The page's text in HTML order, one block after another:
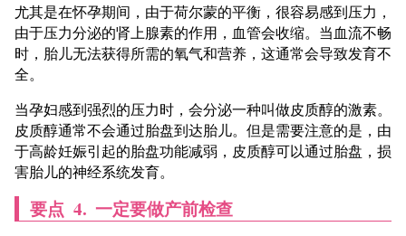
尤其是在怀孕期间，由于荷尔蒙的平衡，很容易感到压力，
由于压力分泌的肾上腺素的作用，血管会收缩。当血流不畅
时，胎儿无法获得所需的氧气和营养，这通常会导致发育不
全。
当孕妇感到强烈的压力时​​，会分泌一种叫做皮质醇的激素。
皮质醇通常不会通过胎盘到达胎儿。但是需要注意的是，由
于高龄妊娠引起的胎盘功能减弱，皮质醇可以通过胎盘，损
害胎儿的神经系统发育。
要点 4. 一定要做产前检查